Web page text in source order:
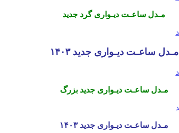
مـدل ساعـت دیـواری گرد جدید
مـدل ساعـت دیـواری جدید ۱۴۰۳
مـدل ساعـت دیـواری جدید بزرگ
مـدل ساعـت دیـواری جدید ۱۴۰۳